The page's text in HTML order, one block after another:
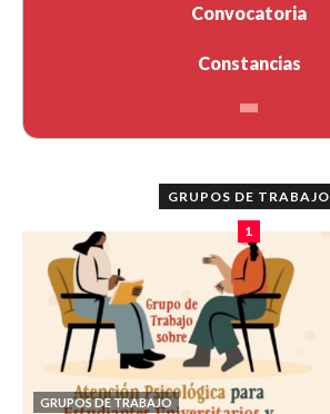
Convocatoria
Constancias
GRUPOS DE TRABAJO
1
GRUPOS DE TRABAJO